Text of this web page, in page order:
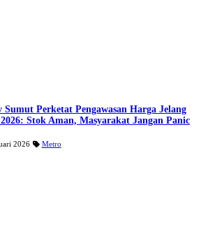
Sumut Perketat Pengawasan Harga Jelang
Stok Aman, Masyarakat Jangan Panic
2026 Metro